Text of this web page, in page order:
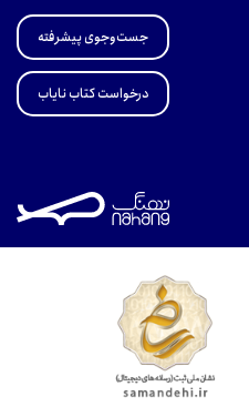
جست‌وجوی پیشرفته
درخواست کتاب نایاب